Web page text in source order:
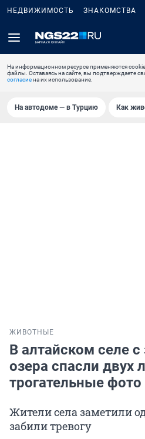
НЕДВИЖИМОСТЬ ЗНАКОМСТВА
На информационном ресурсе применяются
файлы. Оставаясь на сайте, вы подтверждаете
согласиена их использование.
На автодоме — в Турцию Как
ЖИВОТНЫЕ
В алтайском селе
озера спасли двух
трогательные фото
Жители села заметили
забили тревогу